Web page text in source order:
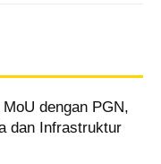
dengan PGN,
dan Infrastruktur